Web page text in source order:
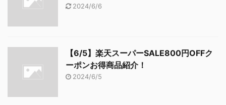
2024/6/6
【6/5】楽天スーパーSALE800円OFFク
ーポンお得商品紹介！
2024/6/5